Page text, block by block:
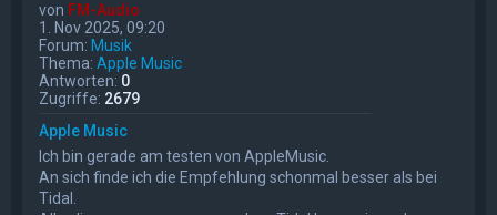
von FM-Audio
1. Nov 2025, 09:20
Forum: Musik
Thema: Apple Music
Antworten: 0
Zugriffe: 2679
Apple Music
Ich bin gerade am testen von AppleMusic.
An sich finde ich die Empfehlung schonmal besser als bei
Tidal.